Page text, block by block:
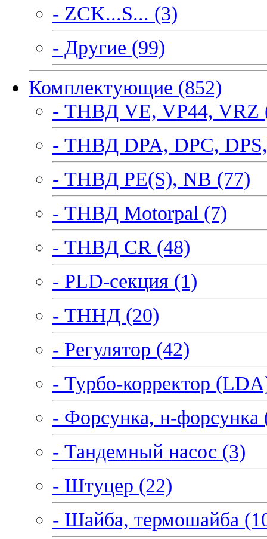
- ZCK...S... (3)
- Другие (99)
Комплектующие (852)
- ТНВД VE, VP44, VRZ
- ТНВД DPA, DPC,
- ТНВД PE(S), NB (77)
- ТНВД Motorpal (7)
- ТНВД CR (48)
- PLD-секция (1)
- ТННД (20)
- Регулятор (42)
- Турбо-корректор
- Форсунка, н-форсунка
- Тандемный насос (3)
- Штуцер (22)
- Шайба, термошайба